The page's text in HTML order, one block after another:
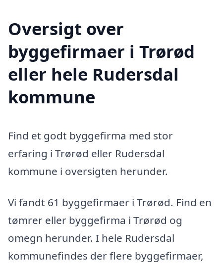
Oversigt over
byggefirmaer i Trørød
eller hele Rudersdal
kommune
Find et godt byggefirma med stor
erfaring i Trørød eller Rudersdal
kommune i oversigten herunder.
Vi fandt 61 byggefirmaer i Trørød. Find en
tømrer eller byggefirma i Trørød og
omegn herunder. I hele Rudersdal
kommunefindes der flere byggefirmaer,